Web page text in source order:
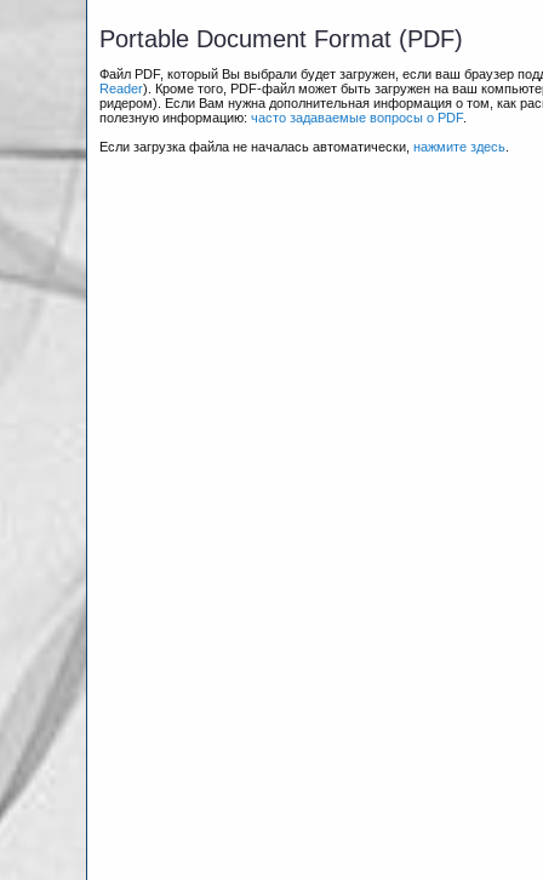
Portable Document Format (PDF)
Файл PDF, который Вы выбрали будет загружен, если ваш браузер
Reader). Кроме того, PDF-файл может быть загружен на ваш
ридером). Если Вам нужна дополнительная информация о том, как
полезную информацию:часто задаваемые вопросы о PDF.
Если загрузка файла не началась автоматически,нажмите здесь